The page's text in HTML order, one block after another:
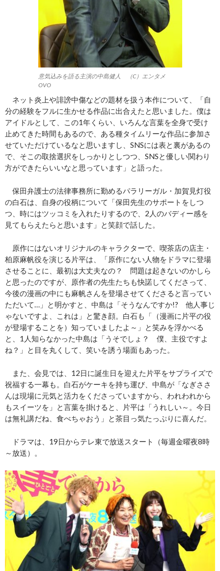
意気込みを語る主演の中島健人 （C）エンタメ
OVO
ネット炎上や誹謗中傷などの題材を扱う本作について、「自
分の経験をフルに生かせる作品に出合えたと思いました。僕は
アイドルとして、この1年くらい、いろんな言葉を全身で受け
止めてきた時間もあるので、ある種タイムリーな作品に参加さ
せていただけているなと思いますし、SNSには表と裏があるの
で、そこの取捨選択をしっかりとしつつ、SNSと優しい関わり
方ができたらいいなと思っています」と語った。
保田弁護士の法律事務所に勤めるパラリーガル・加賀見灯役
の白石は、自身の役柄について「保田先生のサポートをしつ
つ、時にはツッコミを入れたりするので、2人のバディー感を
見てもらえたらと思います」と笑顔で話した。
原作にはないオリジナルのキャラクターで、喫茶店の店主・
柏原麻帆役を演じる片平は、「原作にない人物をドラマに登場
させることに、最初は大丈夫なの？ 問題は起きないのかしら
と思ったのですが、原作者の先生たちも快諾してくださって、
今後の漫画の中にも麻帆さんを登場させてくださると言ってい
ただいて…」と明かすと、中島は「そうなんですか!? 他人事じ
ゃないですよ、これは」と驚き顔。白石も「（漫画に片平の役
が登場することを）知っていましたよ～」と笑みを浮かべる
と、1人知らなかった中島は「うそでしょ？ 僕、主役ですよ
ね？」と目を丸くして、笑いを誘う場面もあった。
また、会見では、12日に誕生日を迎えた片平をサプライズで
祝福する一幕も。白石がケーキを持ち運び、中島が「なぎささ
んは現場に元気と活力をくださっていますから、われわれから
もスイーツを」と言葉を掛けると、片平は「うれしい～。今日
は無礼講だね、食べちゃおう」と茶目っ気たっぷりに喜んだ。
ドラマは、19日からテレ東で放送スタート（毎週金曜夜8時
～放送）。